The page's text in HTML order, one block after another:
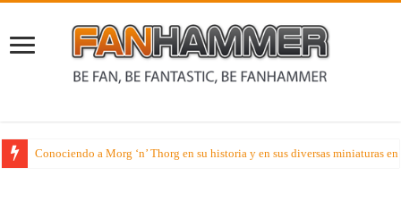
Conociendo a Morg ‘n’ Thorg en su historia y en sus diversas miniaturas